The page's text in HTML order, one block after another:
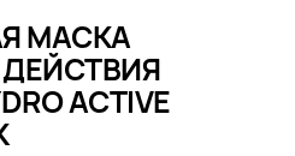
МАСКА
ACTIVE